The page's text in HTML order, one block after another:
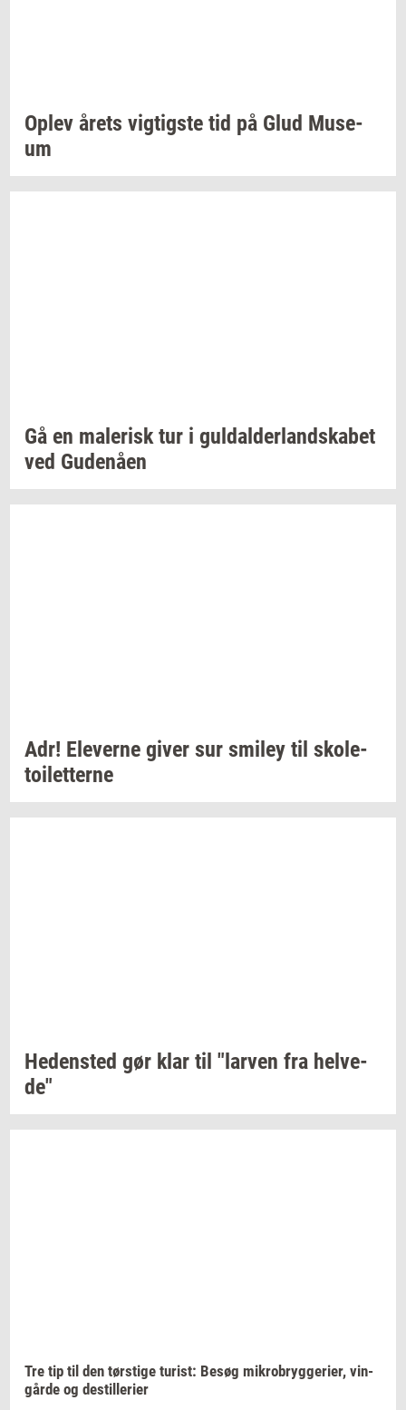
Oplev årets vig­tig­ste tid på Glud Mu­se­
um
Gå en ma­le­risk tur i gul­dal­der­land­ska­bet
ved Gu­denå­en
Adr! Ele­ver­ne giver sur smiley til sko­le­
toilet­ter­ne
He­den­sted gør klar til "lar­ven fra hel­ve­
de"
Tre tip til den tørsti­ge turist: Besøg mi­kro­bryg­ge­ri­er, vin­
går­de og destil­le­ri­er